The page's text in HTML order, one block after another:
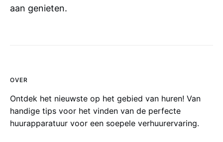
aan genieten.
OVER
Ontdek het nieuwste op het gebied van huren! Van
handige tips voor het vinden van de perfecte
huurapparatuur voor een soepele verhuurervaring.